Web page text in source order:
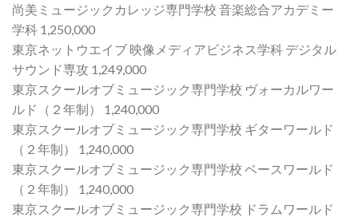
尚美ミュージックカレッジ専門学校 音楽総合アカデミー
学科 1,250,000
東京ネットウエイブ 映像メディアビジネス学科 デジタル
サウンド専攻 1,249,000
東京スクールオブミュージック専門学校 ヴォーカルワー
ルド（２年制） 1,240,000
東京スクールオブミュージック専門学校 ギターワールド
（２年制） 1,240,000
東京スクールオブミュージック専門学校 ベースワールド
（２年制） 1,240,000
東京スクールオブミュージック専門学校 ドラムワールド